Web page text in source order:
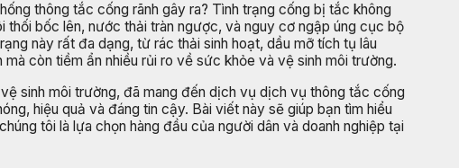
thông tắc cống rãnh gây ra? Tình trạng cống bị tắc không
thối bốc lên, nước thải tràn ngược, và nguy cơ ngập úng cục bộ
này rất đa dạng, từ rác thải sinh hoạt, dầu mỡ tích tụ lâu
còn tiềm ẩn nhiều rủi ro về sức khỏe và vệ sinh môi trường.
sinh môi trường, đã mang đến dịch vụ dịch vụ thông tắc cống
hiệu quả và đáng tin cậy. Bài viết này sẽ giúp bạn tìm hiểu
tôi là lựa chọn hàng đầu của người dân và doanh nghiệp tại